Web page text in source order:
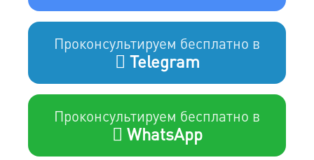
Проконсультируем бесплатно в
Telegram
Проконсультируем бесплатно в
WhatsApp